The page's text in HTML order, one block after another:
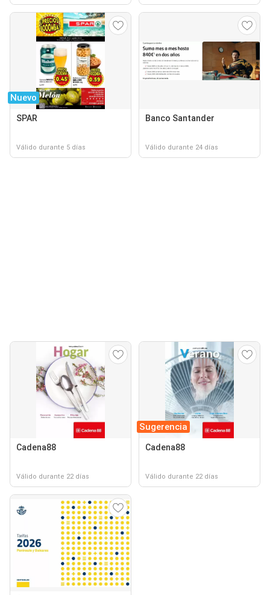
Nuevo
SPAR
Válido durante 5 días
Banco Santander
Válido durante 24 días
Cadena88
Válido durante 22 días
Sugerencia
Cadena88
Válido durante 22 días